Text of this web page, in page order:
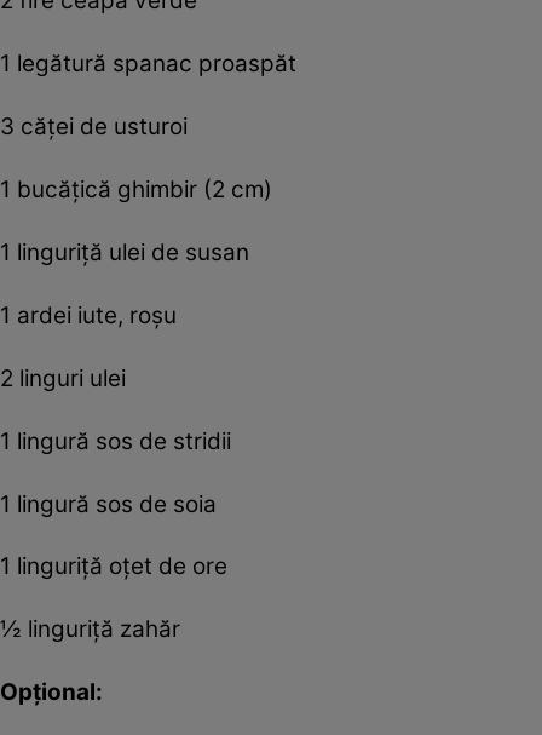
1 legătură spanac proaspăt
3 căței de usturoi
1 bucățică ghimbir (2 cm)
1 linguriță ulei de susan
1 ardei iute, roșu
2 linguri ulei
1 lingură sos de stridii
1 lingură sos de soia
1 linguriță oțet de ore
½ linguriță zahăr
Opțional: